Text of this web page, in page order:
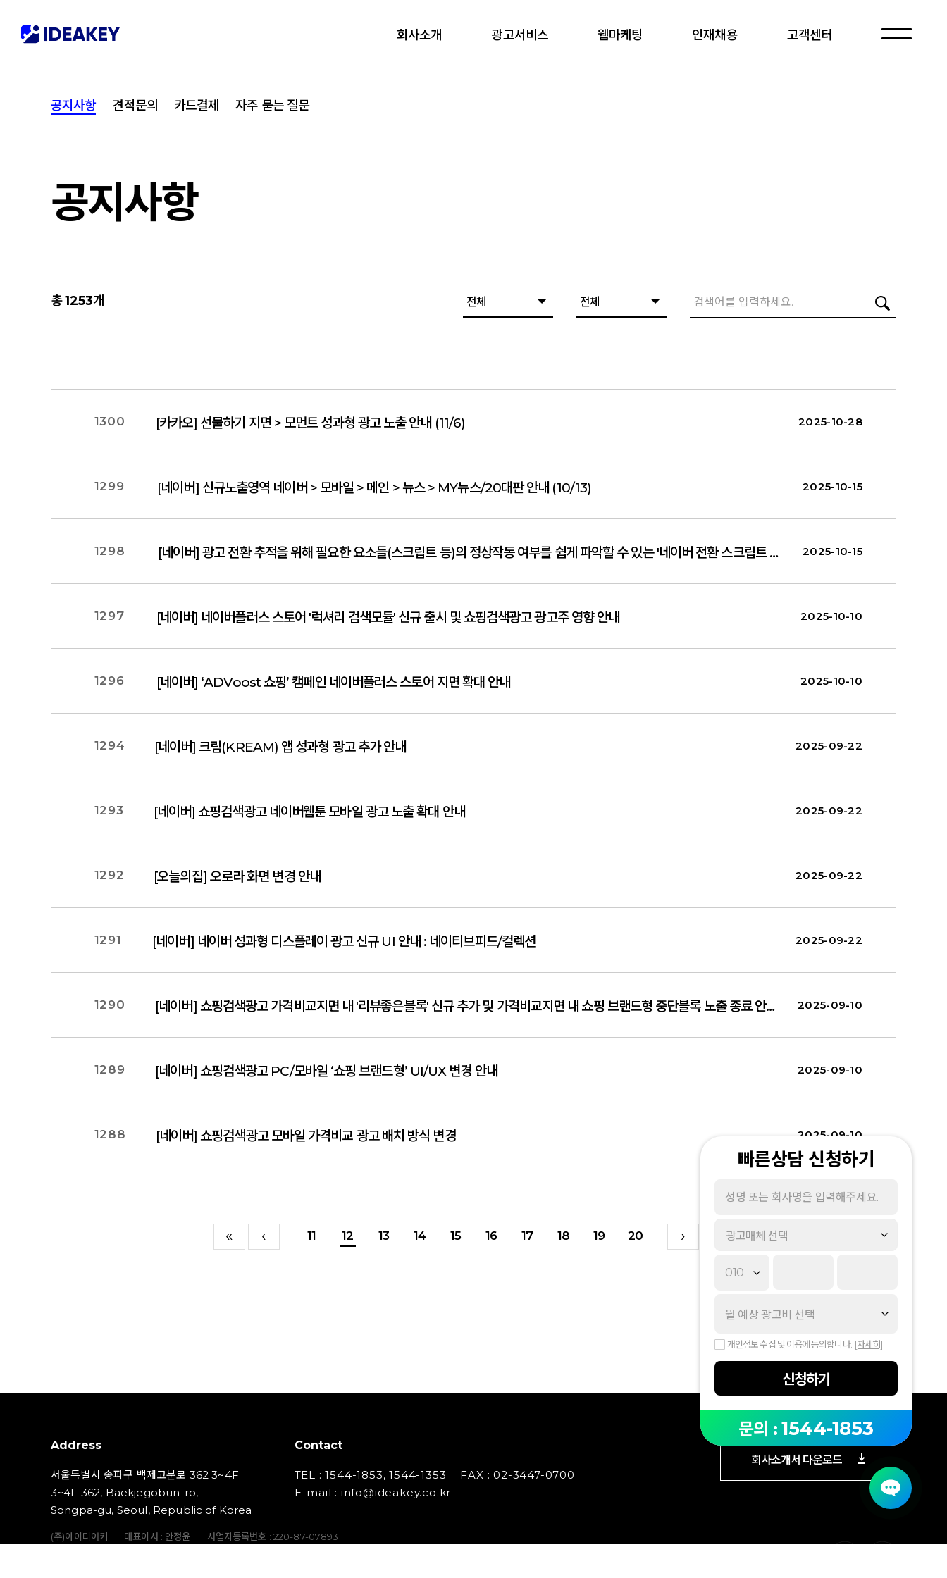
자주 묻는 질문
회사소개 광고서비스 웹마케팅 인재채용 고객센터
빠른상담 신청하기
광고매체 선택
개인정보 수집 및 이용에 동의합니다. [자세히]
신청하기
문의 : 1544-1853
공지사항 견적문의 카드결제 자주 묻는 질문
공지사항
총1253개 전체 전체
1300 [카카오] 선물하기 지면 > 모먼트 성과형 광고 노출 안내 (11/6) 2025-10-28
1299 [네이버] 신규노출영역 네이버 > 모바일 > 메인 > 뉴스 > MY뉴스/20대판 안내 (10/13) 2025-10-15
1298 [네이버] 광고 전환 추적을 위해 필요한 요소들(스크립트 등)의 정상작동 여부를 쉽게 파악할 수 있는 '네이버 전환 스크립트 어시스턴트' 출시 안내 2025-10-15
1297 [네이버] 네이버플러스 스토어 '럭셔리 검색모듈' 신규 출시 및 쇼핑검색광고 광고주 영향 안내 2025-10-10
1296 [네이버] ‘ADVoost 쇼핑’ 캠페인 네이버플러스 스토어 지면 확대 안내 2025-10-10
1294 [네이버] 크림(KREAM) 앱 성과형 광고 추가 안내 2025-09-22
1293 [네이버] 쇼핑검색광고 네이버웹툰 모바일 광고 노출 확대 안내 2025-09-22
1292 [오늘의집] 오로라 화면 변경 안내 2025-09-22
1291 [네이버] 네이버 성과형 디스플레이 광고 신규 UI 안내 : 네이티브피드/컬렉션 2025-09-22
1290 [네이버] 쇼핑검색광고 가격비교지면 내 '리뷰좋은블록' 신규 추가 및 가격비교지면 내 쇼핑 브랜드형 중단블록 노출 종료 안내 2025-09-10
1289 [네이버] 쇼핑검색광고 PC/모바일 ‘쇼핑 브랜드형’ UI/UX 변경 안내 2025-09-10
1288 [네이버] 쇼핑검색광고 모바일 가격비교 광고 배치 방식 변경 2025-09-10
11 12 13 14 15 16 17 18 19 20
Address
서울특별시 송파구 백제고분로 362 3~4F
3~4F 362, Baekjegobun-ro,
Songpa-gu, Seoul, Republic of Korea
Contact
TEL : 1544-1853, 1544-1353
FAX : 02-3447-0700
E-mail : info@ideakey.co.kr
(주)아이디어키 대표이사 : 안정윤
사업자등록번호 : 220‍-87-07893
회사소개서 다운로드